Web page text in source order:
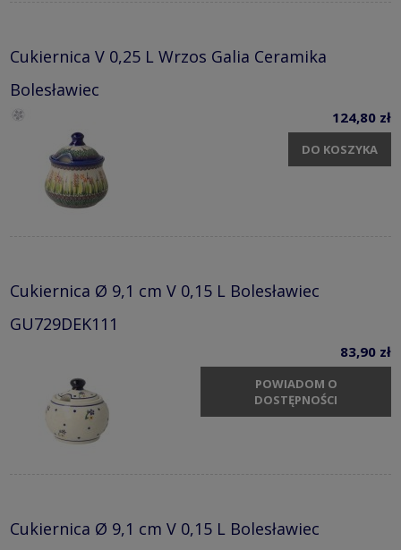
Cukiernica V 0,25 L Wrzos Galia Ceramika
Bolesławiec
124,80 zł
DO KOSZYKA
Cukiernica Ø 9,1 cm V 0,15 L Bolesławiec
GU729DEK111
83,90 zł
POWIADOM O
DOSTĘPNOŚCI
Cukiernica Ø 9,1 cm V 0,15 L Bolesławiec